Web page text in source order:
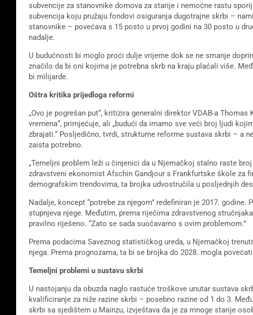
subvencije za stanovnike domova za starije i nemoćne rastu
subvencija koju pružaju fondovi osiguranja dugotrajne skrbi –
stanovnike – povećava s 15 posto u prvoj godini na 30 posto u
nadalje.
U budućnosti bi moglo proći dulje vrijeme dok se ne smanje
značilo da bi oni kojima je potrebna skrb na kraju plaćali više.
bi milijarde.
Oštra kritika prijedloga reformi
„Ovo je pogrešan put“, kritizira generalni direktor VDAB-a
vremena“, primjećuje, ali „budući da imamo sve veći broj ljudi
zbrajati.“ Posljedično, tvrdi, strukturne reforme sustava skrbi – a
zaista potrebno.
„Temeljni problem leži u činjenici da u Njemačkoj stalno raste
zdravstveni ekonomist Afschin Gandjour s Frankfurtske škole za
demografskim trendovima, ta brojka udvostručila u posljednjih
Nadalje, koncept “potrebe za njegom” redefiniran je 2017.
stupnjeva njege. Međutim, prema riječima zdravstvenog
pravilno riješeno. “Zato se sada suočavamo s ovim problemom.”
Prema podacima Saveznog statističkog ureda, u Njemačkoj
njega. Prema prognozama, ta bi se brojka do 2028. mogla
Temeljni problemi u sustavu skrbi
U nastojanju da obuzda naglo rastuće troškove unutar sustava
kvalificiranje za niže razine skrbi – posebno razine od 1 do 3.
skrbi sa sjedištem u Mainzu, izvještava da je za mnoge starije